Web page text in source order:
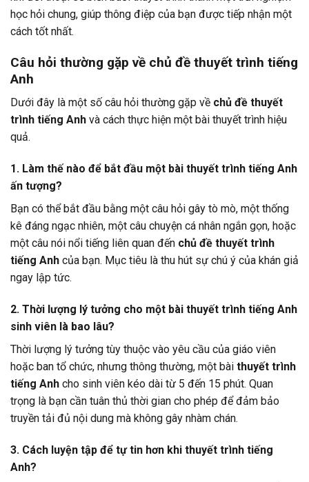
học hỏi chung, giúp thông điệp của bạn được tiếp nhận một
cách tốt nhất.
Câu hỏi thường gặp về chủ đề thuyết trình tiếng
Anh
Dưới đây là một số câu hỏi thường gặp về chủ đề thuyết
trình tiếng Anh và cách thực hiện một bài thuyết trình hiệu
quả.
1. Làm thế nào để bắt đầu một bài thuyết trình tiếng Anh
ấn tượng?
Bạn có thể bắt đầu bằng một câu hỏi gây tò mò, một thống
kê đáng ngạc nhiên, một câu chuyện cá nhân ngắn gọn, hoặc
một câu nói nổi tiếng liên quan đến chủ đề thuyết trình
tiếng Anh của bạn. Mục tiêu là thu hút sự chú ý của khán giả
ngay lập tức.
2. Thời lượng lý tưởng cho một bài thuyết trình tiếng Anh
sinh viên là bao lâu?
Thời lượng lý tưởng tùy thuộc vào yêu cầu của giáo viên
hoặc ban tổ chức, nhưng thông thường, một bài thuyết trình
tiếng Anh cho sinh viên kéo dài từ 5 đến 15 phút. Quan
trọng là bạn cần tuân thủ thời gian cho phép để đảm bảo
truyền tải đủ nội dung mà không gây nhàm chán.
3. Cách luyện tập để tự tin hơn khi thuyết trình tiếng
Anh?